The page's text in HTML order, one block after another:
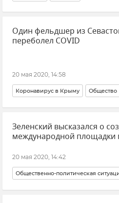
Один фельдшер из
переболел COVID
20 мая 2020, 14:58
Коронавирус в Крыму Общество
Зеленский высказался о
международной площадки
20 мая 2020, 14:42
Общественно-политическая
Новости Политика